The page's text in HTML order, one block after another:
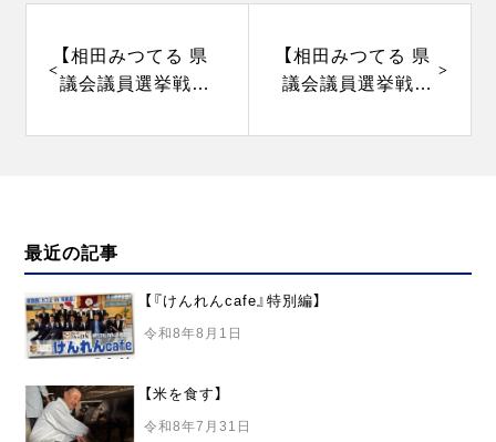
シ
【相田みつてる 県
議会議員選挙戦
日目〜
【相田みつてる 県
議会議員選挙戦
日目〜
最近の記事
【『けんれんcafe』特別編】
令和8年8月1日
【米を食す】
令和8年7月31日